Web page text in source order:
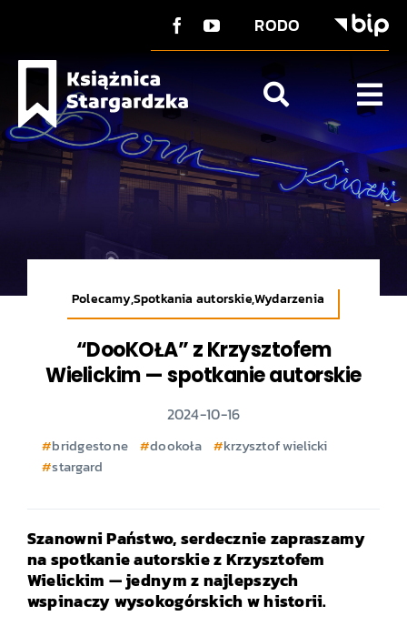
RODO
O Książnicy
KontaktPolecamy,Spotkania autorskie,Wydarzenia
“DooKOŁA” z Krzysztofem
Wielickim — spotkanie autorskie
2024-10-16
bridgestone dookoła
krzysztof wielicki
stargard
Szanowni Państwo, serdecznie zapraszamy
na spotkanie autorskie z Krzysztofem
Wielickim — jednym z najlepszych
wspinaczy wysokogórskich w historii.